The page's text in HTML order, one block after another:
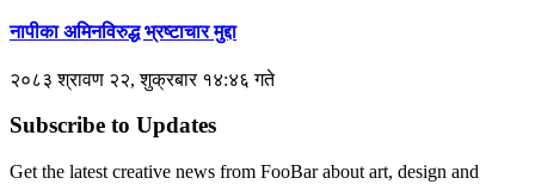
नापीका अमिनविरुद्ध भ्रष्टाचार मुद्दा
२०८३ श्रावण २२, शुक्रबार १४:४६ गते
Subscribe to Updates
Get the latest creative news from FooBar about art, design and